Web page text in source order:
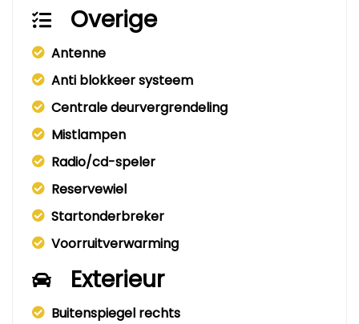
Overige
Antenne
Anti blokkeer systeem
Centrale deurvergrendeling
Mistlampen
Radio/cd-speler
Reservewiel
Startonderbreker
Voorruitverwarming
Exterieur
Buitenspiegel rechts